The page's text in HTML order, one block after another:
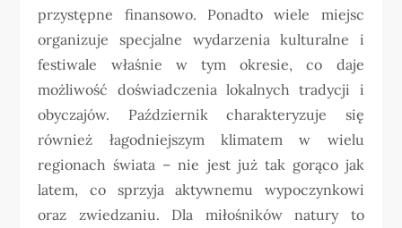
przystępne finansowo. Ponadto wiele miejsc
organizuje specjalne wydarzenia kulturalne i
festiwale właśnie w tym okresie, co daje
możliwość doświadczenia lokalnych tradycji i
obyczajów. Październik charakteryzuje się
również łagodniejszym klimatem w wielu
regionach świata – nie jest już tak gorąco jak
latem, co sprzyja aktywnemu wypoczynkowi
oraz zwiedzaniu. Dla miłośników natury to